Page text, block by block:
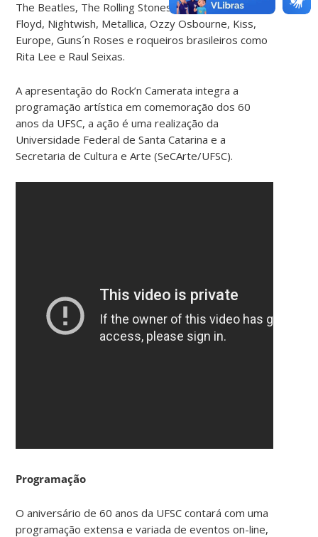
The Beatles, The Rolling Stones, Led Zeppelin, Pink
Floyd, Nightwish, Metallica, Ozzy Osbourne, Kiss,
Europe, Guns´n Roses e roqueiros brasileiros como
Rita Lee e Raul Seixas.
A apresentação do Rock’n Camerata integra a
programação artística em comemoração dos 60
anos da UFSC, a ação é uma realização da
Universidade Federal de Santa Catarina e a
Secretaria de Cultura e Arte (SeCArte/UFSC).
Programação
O aniversário de 60 anos da UFSC contará com uma
programação extensa e variada de eventos on-line,